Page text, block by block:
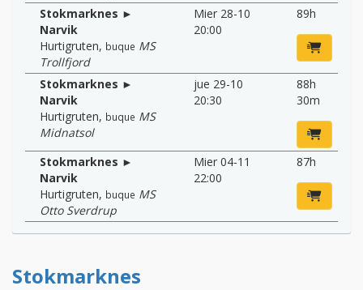
Stokmarknes ►
Narvik
Hurtigruten, buque MS
Trollfjord
Mier 28-10
20:00
89h
Stokmarknes ►
Narvik
Hurtigruten, buque MS
Midnatsol
jue 29-10
20:30
88h
30m
Stokmarknes ►
Narvik
Hurtigruten, buque MS
Otto Sverdrup
Mier 04-11
22:00
87h
Stokmarknes